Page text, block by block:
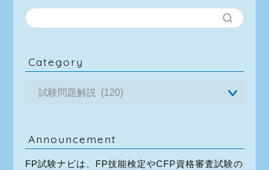
Category
Announcement
FP試験ナビは、FP技能検定やCFP資格審査試験の